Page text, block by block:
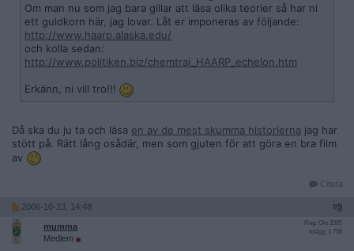
Om man nu som jag bara gillar att läsa olika teorier så har ni
ett guldkorn här, jag lovar. Låt er imponeras av följande:
http://www.haarp.alaska.edu/
och kolla sedan:
http://www.politiken.biz/chemtrai_HAARP_echelon.htm
Erkänn, ni vill tro!!!
Då ska du ju ta och läsa en av de mest skumma historierna jag har
stött på. Rätt lång osådär, men som gjuten för att göra en bra film
av
Citera
2006-10-23, 14:48 #9
mumma
Medlem
Reg: Okt 2005
Inlägg: 1 706